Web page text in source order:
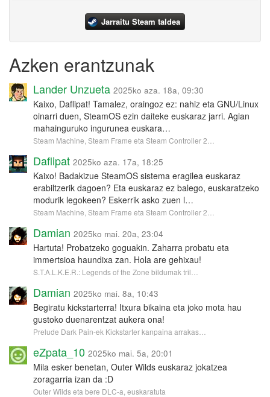
Jarraitu Steam taldea
Azken erantzunak
Lander Unzueta 2025ko aza. 18a, 09:30
Kaixo, Daflipat! Tamalez, oraingoz ez: nahiz eta GNU/Linux
oinarri duen, SteamOS ezin daiteke euskaraz jarri. Agian
mahainguruko ingurunea euskara…
Steam Machine, Steam Frame eta Steam Controller 2…
Daflipat 2025ko aza. 17a, 18:25
Kaixo! Badakizue SteamOS sistema eragilea euskaraz
erabiltzerik dagoen? Eta euskaraz ez balego, euskaratzeko
modurik legokeen? Eskerrik asko zuen l…
Steam Machine, Steam Frame eta Steam Controller 2…
Damian 2025ko mai. 20a, 23:04
Hartuta! Probatzeko goguakin. Zaharra probatu eta
immertsioa haundixa zan. Hola are gehixau!
S.T.A.L.K.E.R.: Legends of the Zone bildumak tril…
Damian 2025ko mai. 8a, 10:43
Begiratu kickstarterra! Itxura bikaina eta joko mota hau
gustoko duenarentzat aukera ona!
Prelude Dark Pain-ek Kickstarter kanpaina arrakas…
eZpata_10 2025ko mai. 5a, 20:01
Mila esker benetan, Outer Wilds euskaraz jokatzea
zoragarria izan da :D
Outer Wilds eta bere DLC-a, euskaratuta